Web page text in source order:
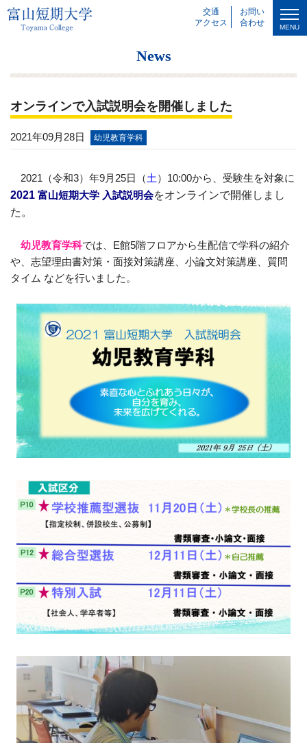
交通
アクセス
お問い
合わせ
MENU
News
オンラインで入試説明会を開催しました
2021年09月28日 幼児教育学科
2021（令和3）年9月25日（土 ）10:00から、 受験生を対象に
2021 富山短期大学 入試説明会をオンラインで開催しまし
た。
幼児教育学科では、E館5階フロアから生配信で学科の紹介
や、志望理由書対策・面接対策講座、小論文対策講座、質問
タイム などを行いました。